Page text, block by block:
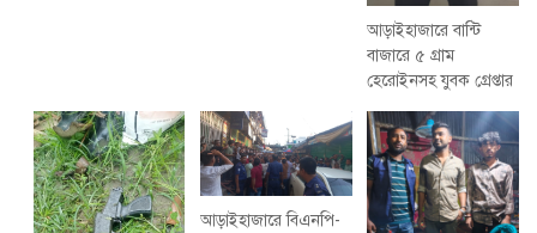
আড়াইহাজারে বান্টি
বাজারে ৫ গ্রাম
হেরোইনসহ যুবক গ্রেপ্তার
আড়াইহাজারে বিএনপি-